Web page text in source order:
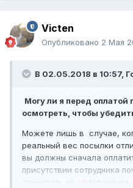
Victen
Опубликовано 2 Мая
В 02.05.2018 в 10:57,
Могу ли я перед оплатой
осмотреть, чтобы
Можете лишь в случае,
реальный вес посылки
вы должны сначала
присутствии сотрудника